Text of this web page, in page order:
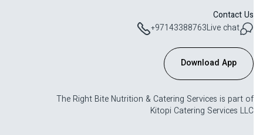
Contact Us
Live chat
+97143388763
Download App
The Right Bite Nutrition & Catering Services is part of
Kitopi Catering Services LLC